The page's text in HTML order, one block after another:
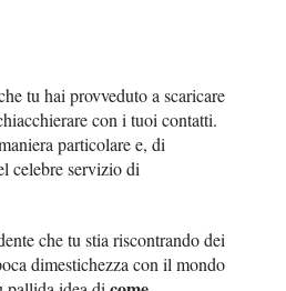
tu hai provveduto a scaricare
con i tuoi contatti.
particolare e, di
celebre servizio di
che tu stia riscontrando dei
dimestichezza con il mondo